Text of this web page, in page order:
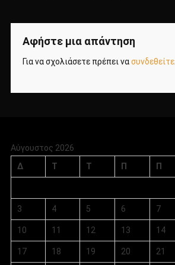
Αφήστε μια απάντηση
Για να σχολιάσετε πρέπει νασυνδεθείτε.
Αύγουστος 2026
Δ
Τ Τ Π Π
3 4 5 6 7
10 11 12 13 14
17 18 19 20 21